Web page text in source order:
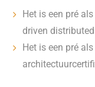
Het is een pré
driven
Het is een pré